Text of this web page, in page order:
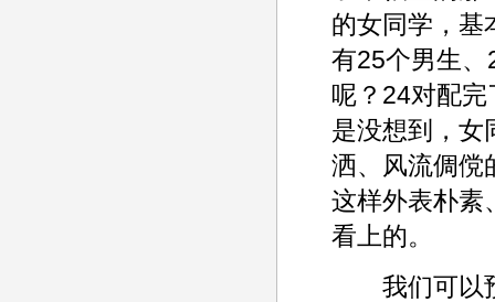
的女同学，基
有25个男生
呢？24对配
是没想到，女
洒、风流倜傥
这样外表朴素
看上的。
我们可以预